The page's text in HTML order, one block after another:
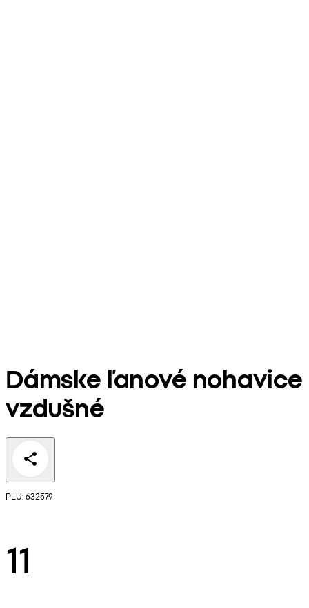
Dámske ľanové nohavice
vzdušné
PLU: 632579
11